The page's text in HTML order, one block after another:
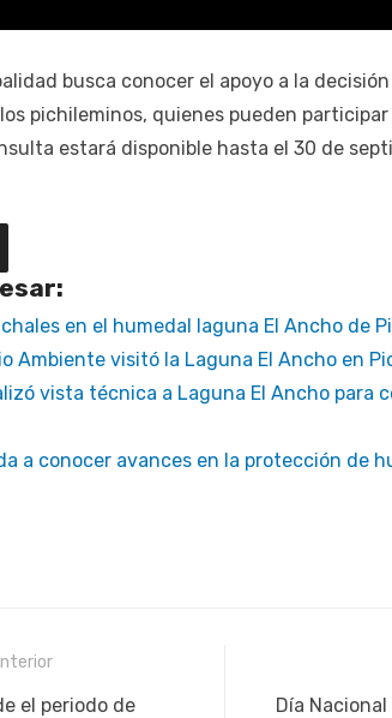
busca conocer el apoyo a la
pichileminos, quienes pueden
estará disponible hasta el 30 de
en el humedal laguna El Ancho de
Ambiente visitó la Laguna El Ancho en
vista técnica a Laguna El Ancho para
a conocer avances en la protección de
el periodo de
Siguiente
Día